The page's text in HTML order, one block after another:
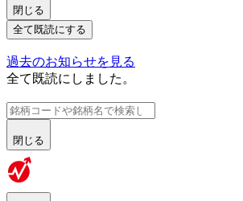
閉じる
全て既読にする
過去のお知らせを見る
全て既読にしました。
閉じる